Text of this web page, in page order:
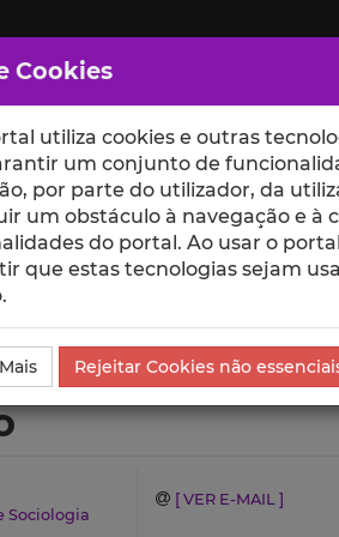
ESCOLAS
Científicas e Citações
Sociologia
[ VER E-MAIL ]
Cookies
utiliza cookies e outras
um conjunto de
por parte do utilizador, da
um obstáculo à navegação e à
do portal. Ao usar o
que estas tecnologias sejam
Rejeitar Cookies não